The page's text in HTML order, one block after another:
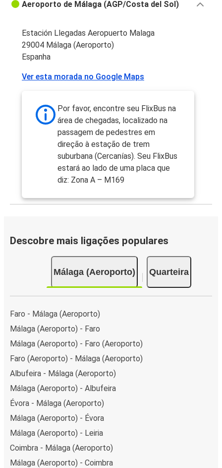
Aeroporto de Málaga (AGP/Costa del Sol)
Estación Llegadas Aeropuerto Malaga
29004 Málaga (Aeroporto)
Espanha
Ver esta morada no Google Maps
Por favor, encontre seu FlixBus na
área de chegadas, localizado na
passagem de pedestres em
direção à estação de trem
suburbana (Cercanías). Seu FlixBus
estará ao lado de uma placa que
diz: Zona A – M169
Descobre mais ligações populares
Málaga (Aeroporto) Quarteira
Faro - Málaga (Aeroporto)
Málaga (Aeroporto) - Faro
Málaga (Aeroporto) - Faro (Aeroporto)
Faro (Aeroporto) - Málaga (Aeroporto)
Albufeira - Málaga (Aeroporto)
Málaga (Aeroporto) - Albufeira
Évora - Málaga (Aeroporto)
Málaga (Aeroporto) - Évora
Málaga (Aeroporto) - Leiria
Coimbra - Málaga (Aeroporto)
Málaga (Aeroporto) - Coimbra